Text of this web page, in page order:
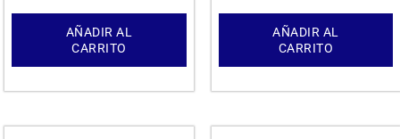
AÑADIR AL
CARRITO
AÑADIR AL
CARRITO